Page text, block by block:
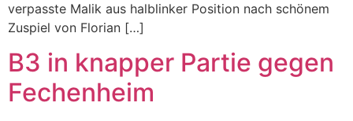
verpasste Malik aus halblinker Position nach schönem
Zuspiel von Florian […]
B3 in knapper Partie gegen
Fechenheim